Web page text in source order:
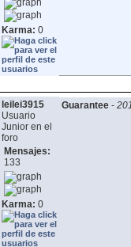
Karma: 0
leilei3915
Usuario
Junior en el
foro
Mensajes:
133
Karma: 0
Guarantee-